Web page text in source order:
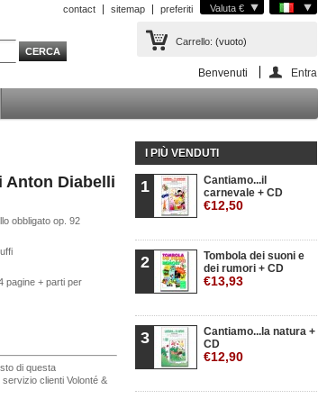
Valuta €
contact sitemap preferiti
Carrello: (vuoto)
Benvenuti Entra
Anton Diabelli
obbligato op. 92
pagine + parti per
di questa
clienti Volonté &
I PIÙ VENDUTI
1
Cantiamo...il
carnevale + CD
€12,50
2
Tombola dei suoni e
dei rumori + CD
€13,93
3
Cantiamo...la natura +
CD
€12,90